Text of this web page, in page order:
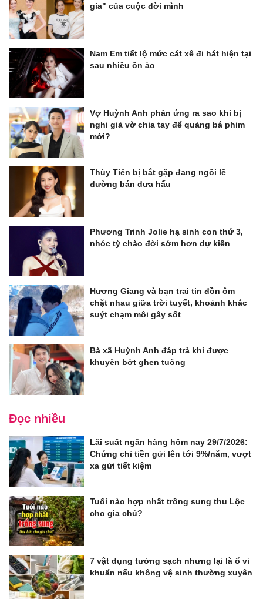
gia" của cuộc đời mình
Nam Em tiết lộ mức cát xê đi hát hiện tại
sau nhiều ồn ào
Vợ Huỳnh Anh phản ứng ra sao khi bị
nghi giả vờ chia tay để quảng bá phim
mới?
Thùy Tiên bị bắt gặp đang ngồi lề
đường bán dưa hấu
Phương Trinh Jolie hạ sinh con thứ 3,
nhóc tỳ chào đời sớm hơn dự kiến
Hương Giang và bạn trai tin đồn ôm
chặt nhau giữa trời tuyết, khoảnh khắc
suýt chạm môi gây sốt
Bà xã Huỳnh Anh đáp trả khi được
khuyên bớt ghen tuông
Đọc nhiều
Lãi suất ngân hàng hôm nay 29/7/2026:
Chứng chỉ tiền gửi lên tới 9%/năm, vượt
xa gửi tiết kiệm
Tuổi nào hợp nhất trồng sung thu Lộc
cho gia chủ?
7 vật dụng tưởng sạch nhưng lại là ổ vi
khuẩn nếu không vệ sinh thường xuyên